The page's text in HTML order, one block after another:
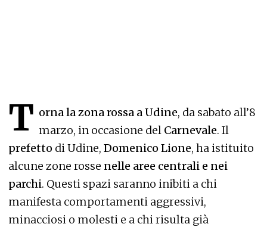
T orna la zona rossa a Udine, da sabato all’8
marzo, in occasione del Carnevale. Il
prefetto di Udine, Domenico Lione, ha istituito
alcune zone rosse nelle aree centrali e nei
parchi. Questi spazi saranno inibiti a chi
manifesta comportamenti aggressivi,
minacciosi o molesti e a chi risulta già